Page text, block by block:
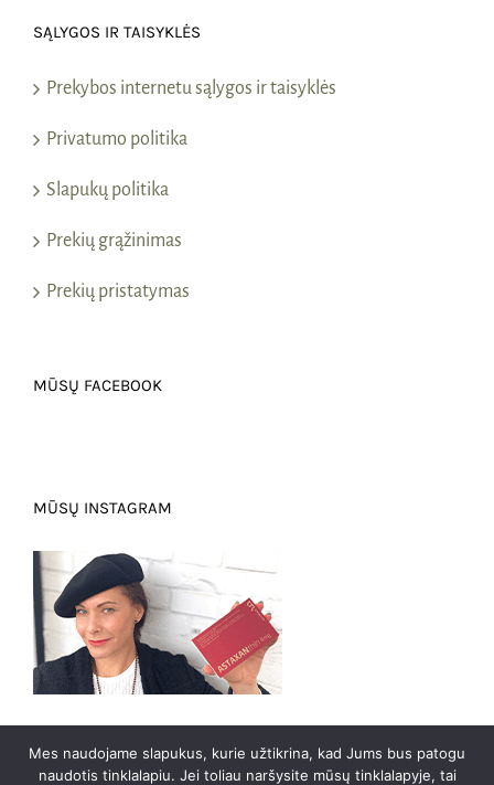
SĄLYGOS IR TAISYKLĖS
Prekybos internetu sąlygos ir taisyklės
Privatumo politika
Slapukų politika
Prekių grąžinimas
Prekių pristatymas
MŪSŲ FACEBOOK
MŪSŲ INSTAGRAM
0
Mes naudojame slapukus, kurie užtikrina, kad Jums bus patogu
naudotis tinklalapiu. Jei toliau naršysite mūsų tinklalapyje, tai